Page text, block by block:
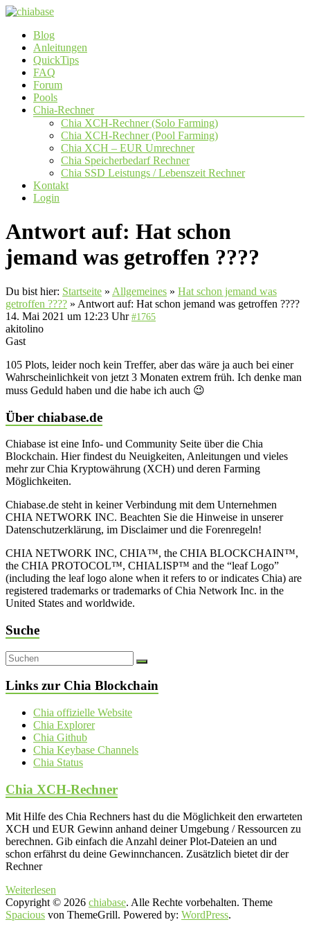
Zum
springen
chiabase
CHIA
Info-
Community
Seite
Menü
Blog
Anleitungen
QuickTips
FAQ
Forum
Pools
Chia-Rechner
Chia XCH-Rechner (Solo Farming)
Chia XCH-Rechner (Pool Farming)
Chia XCH – EUR Umrechner
Chia Speicherbedarf Rechner
Chia SSD Leistungs / Lebenszeit Rechner
Kontakt
Login
Antwort auf: Hat schon
jemand was getroffen ????
Du bist hier: Startseite » Allgemeines » Hat schon jemand was
getroffen ???? » Antwort auf: Hat schon jemand was getroffen ????
14. Mai 2021 um 12:23 Uhr #1765
akitolino
Gast
105 Plots, leider noch kein Treffer, aber das wäre ja auch bei einer
Wahrscheinlichkeit von jetzt 3 Monaten extrem früh. Ich denke man
muss Geduld haben und die habe ich auch 😉
Über chiabase.de
Chiabase ist eine Info- und Community Seite über die Chia
Blockchain. Hier findest du Neuigkeiten, Anleitungen und vieles
mehr zur Chia Kryptowährung (XCH) und deren Farming
Möglichkeiten.
Chiabase.de steht in keiner Verbindung mit dem Unternehmen
CHIA NETWORK INC. Beachten Sie die Hinweise in unserer
Datenschutzerklärung, im Disclaimer und die Forenregeln!
CHIA NETWORK INC, CHIA™, the CHIA BLOCKCHAIN™,
the CHIA PROTOCOL™, CHIALISP™ and the “leaf Logo”
(including the leaf logo alone when it refers to or indicates Chia) are
registered trademarks or trademarks of Chia Network Inc. in the
United States and worldwide.
Suche
Links zur Chia Blockchain
Chia offizielle Website
Chia Explorer
Chia Github
Chia Keybase Channels
Chia Status
Chia XCH-Rechner
Mit Hilfe des Chia Rechners hast du die Möglichkeit den erwarteten
XCH und EUR Gewinn anhand deiner Umgebung / Ressourcen zu
berechnen. Gib einfach die Anzahl deiner Plot-Dateien an und
schon erfährst du deine Gewinnchancen. Zusätzlich bietet dir der
Rechner
Weiterlesen
Copyright © 2026 chiabase. Alle Rechte vorbehalten. Theme
Spacious von ThemeGrill. Powered by: WordPress.